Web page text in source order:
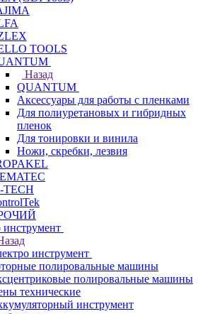
TOOLS
Назад
QUANTUM
Аксессуары для работы с пленками
Для полиуретановых и гибридных
пленок
Для тонировки и винила
Ножи, скребки, лезвия
TECH
инструмент
инструмент
полировальные машины
полировальные машины
технические
инструмент